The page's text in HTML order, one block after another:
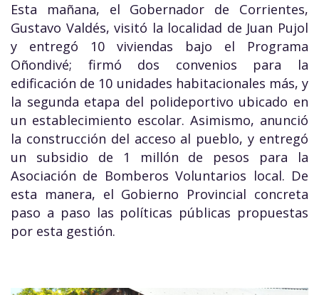
Esta mañana, el Gobernador de Corrientes,
Gustavo Valdés, visitó la localidad de Juan Pujol
y entregó 10 viviendas bajo el Programa
Oñondivé; firmó dos convenios para la
edificación de 10 unidades habitacionales más, y
la segunda etapa del polideportivo ubicado en
un establecimiento escolar. Asimismo, anunció
la construcción del acceso al pueblo, y entregó
un subsidio de 1 millón de pesos para la
Asociación de Bomberos Voluntarios local. De
esta manera, el Gobierno Provincial concreta
paso a paso las políticas públicas propuestas
por esta gestión.